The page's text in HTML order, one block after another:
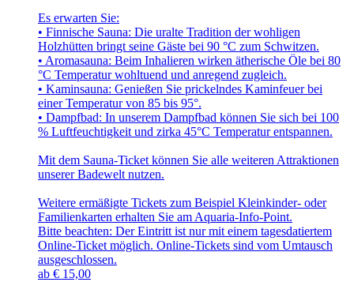
Es erwarten Sie:
• Finnische Sauna: Die uralte Tradition der wohligen
Holzhütten bringt seine Gäste bei 90 °C zum Schwitzen.
• Aromasauna: Beim Inhalieren wirken ätherische Öle bei 80
°C Temperatur wohltuend und anregend zugleich.
• Kaminsauna: Genießen Sie prickelndes Kaminfeuer bei
einer Temperatur von 85 bis 95°.
• Dampfbad: In unserem Dampfbad können Sie sich bei 100
% Luftfeuchtigkeit und zirka 45°C Temperatur entspannen.
Mit dem Sauna-Ticket können Sie alle weiteren Attraktionen
unserer Badewelt nutzen.
Weitere ermäßigte Tickets zum Beispiel Kleinkinder- oder
Familienkarten erhalten Sie am Aquaria-Info-Point.
Bitte beachten: Der Eintritt ist nur mit einem tagesdatiertem
Online-Ticket möglich. Online-Tickets sind vom Umtausch
ausgeschlossen.
ab € 15,00